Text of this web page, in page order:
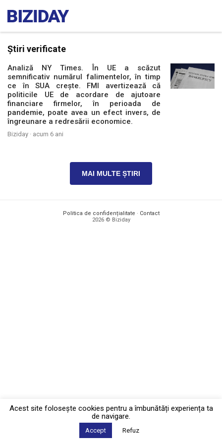
Știri verificate
Analiză NY Times. În UE a scăzut
semnificativ numărul falimentelor, în timp
ce în SUA crește. FMI avertizează că
politicile UE de acordare de ajutoare
financiare firmelor, în perioada de
pandemie, poate avea un efect invers, de
îngreunare a redresării economice.
Biziday · acum 6 ani
MAI MULTE ȘTIRI
Politica de confidențialitate · Contact
2026 © Biziday
Acest site foloseşte cookies pentru a îmbunătăți experiența ta
de navigare.
Accept Refuz